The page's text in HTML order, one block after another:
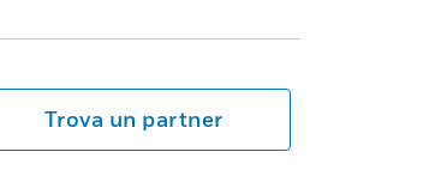
Trova un partner